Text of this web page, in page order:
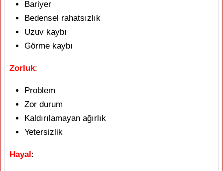
Bariyer
Bedensel rahatsızlık
Uzuv kaybı
Görme kaybı
Zorluk:
Problem
Zor durum
Kaldırılamayan ağırlık
Yetersizlik
Hayal: